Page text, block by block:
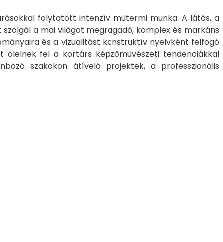
folytatott intenzív műtermi munka. A látás, a
a mai világot megragadó, komplex és markáns
és a vizualitást konstruktív nyelvként felfogó
ölelnek fel a kortárs képzőművészeti tendenciákkal
szakokon átívelő projektek, a professzionális